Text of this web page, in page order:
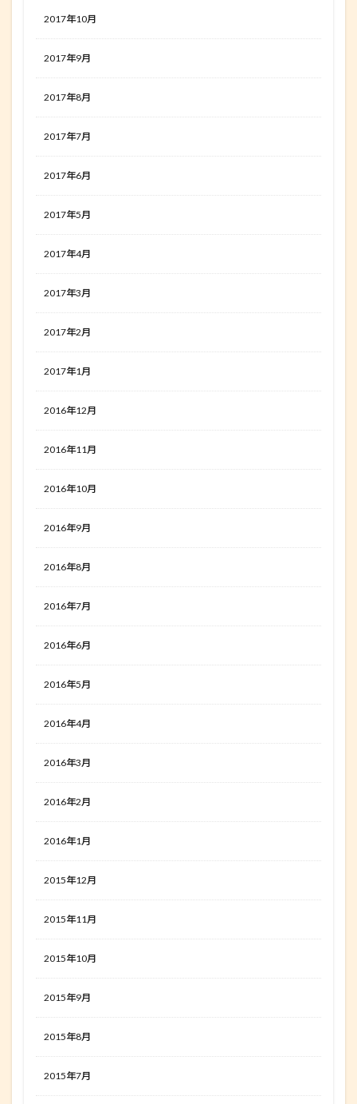
2017年10月
2017年9月
2017年8月
2017年7月
2017年6月
2017年5月
2017年4月
2017年3月
2017年2月
2017年1月
2016年12月
2016年11月
2016年10月
2016年9月
2016年8月
2016年7月
2016年6月
2016年5月
2016年4月
2016年3月
2016年2月
2016年1月
2015年12月
2015年11月
2015年10月
2015年9月
2015年8月
2015年7月